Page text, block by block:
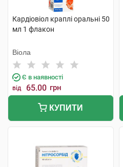
Кардіовіол краплі оральні 50
мл 1 флакон
Віола
Є в наявності
від 65.00 грн
КУПИТИ